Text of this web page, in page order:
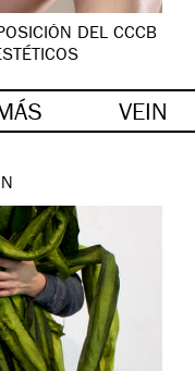
DEL CCCB
VEIN